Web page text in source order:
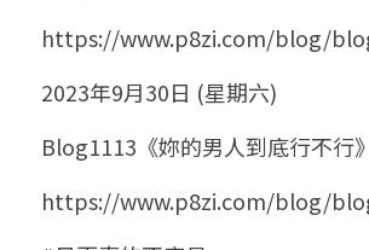
https://www.p8zi.com/blog/
2023年9月30日 (星期六)
Blog1113《妳的男人到底行不行》
https://www.p8zi.com/blog/